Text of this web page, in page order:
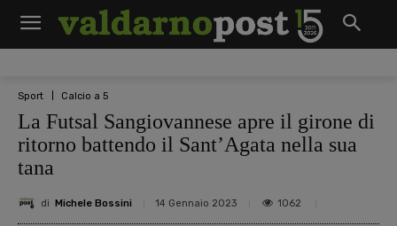
Sport Calcio a 5
La Futsal Sangiovannese apre il girone di
ritorno battendo il Sant’Agata nella sua
tana
di Michele Bossini 14 Gennaio 2023 1062